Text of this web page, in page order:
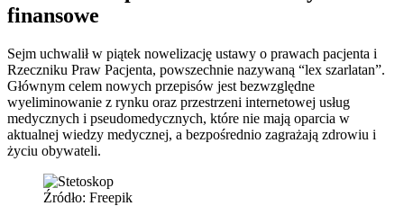
finansowe
Sejm uchwalił w piątek nowelizację ustawy o prawach pacjenta i
Rzeczniku Praw Pacjenta, powszechnie nazywaną “lex szarlatan”.
Głównym celem nowych przepisów jest bezwzględne
wyeliminowanie z rynku oraz przestrzeni internetowej usług
medycznych i pseudomedycznych, które nie mają oparcia w
aktualnej wiedzy medycznej, a bezpośrednio zagrażają zdrowiu i
życiu obywateli.
Źródło: Freepik